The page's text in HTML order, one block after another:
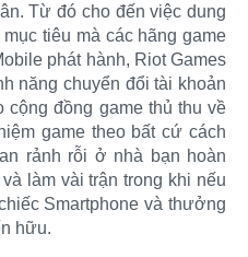
Từ đó cho đến việc dung
tiêu mà các hãng game
phát hành, Riot Games
năng chuyển đổi tài khoản
đồng game thủ thu về
game theo bất cứ cách
rảnh rỗi ở nhà bạn hoàn
làm vài trận trong khi nếu
Smartphone và thưởng
hữu.